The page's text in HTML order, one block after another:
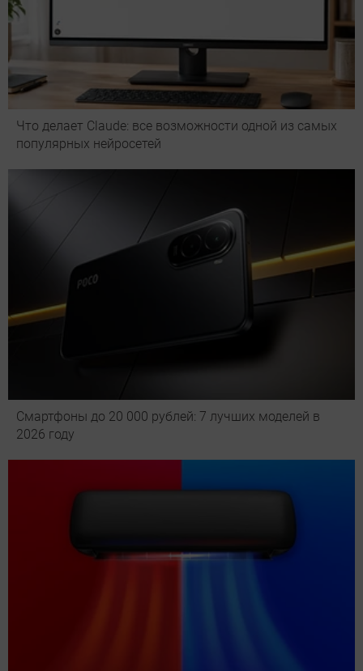
Что делает Сlaude: все возможности одной из самых
популярных нейросетей
Смартфоны до 20 000 рублей: 7 лучших моделей в
2026 году